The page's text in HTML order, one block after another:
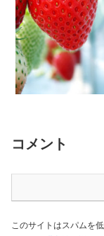
コメント
このサイトはスパムを